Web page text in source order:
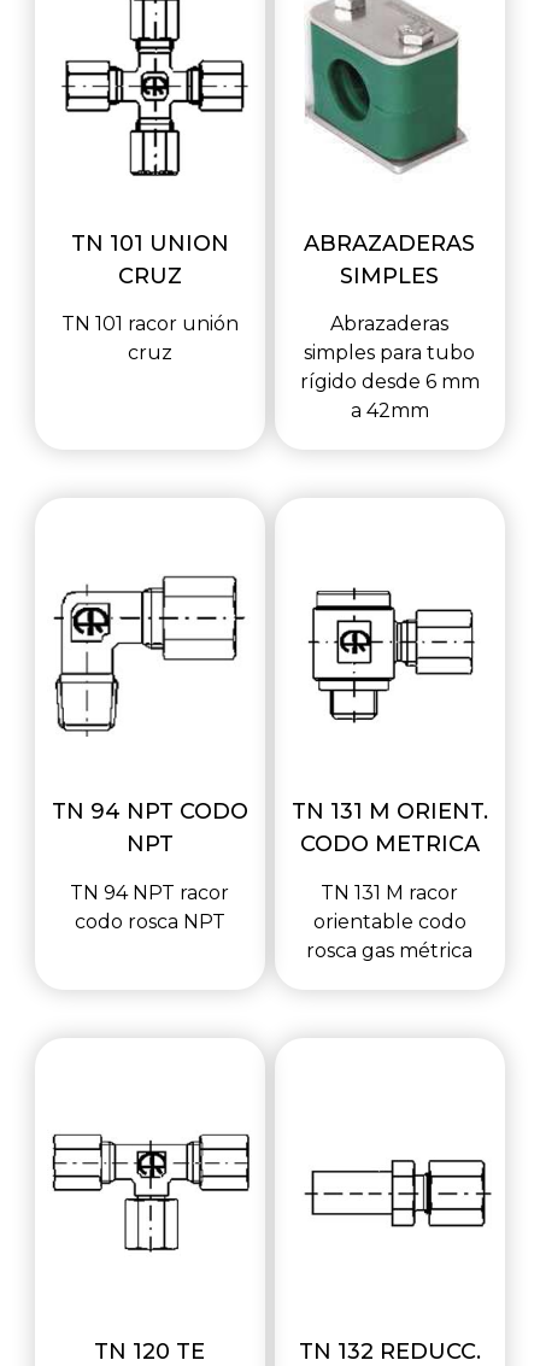
TN 101 UNION
CRUZ
TN 101 racor unión
cruz
ABRAZADERAS
SIMPLES
Abrazaderas
simples para tubo
rígido desde 6 mm
a 42mm
TN 94 NPT CODO
NPT
TN 94 NPT racor
codo rosca NPT
TN 131 M ORIENT.
CODO METRICA
TN 131 M racor
orientable codo
rosca gas métrica
TN 120 TE
TN 132 REDUCC.